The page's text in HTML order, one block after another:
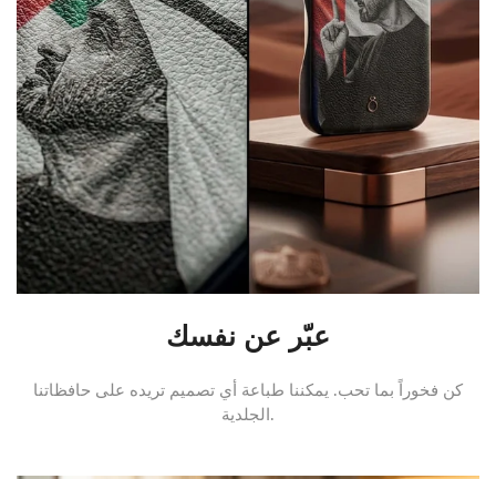
عبّر عن نفسك
كن فخوراً بما تحب. يمكننا طباعة أي تصميم تريده على حافظاتنا
الجلدية.